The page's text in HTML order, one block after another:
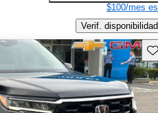
$100/mes
Verif. disponibilidad